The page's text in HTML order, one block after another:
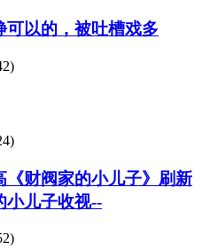
可以的，被吐槽戏多
《财阀家的小儿子》刷新
小儿子收视--